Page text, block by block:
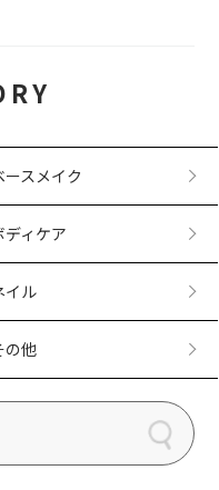
ースメイク
ディケア
イル
の他